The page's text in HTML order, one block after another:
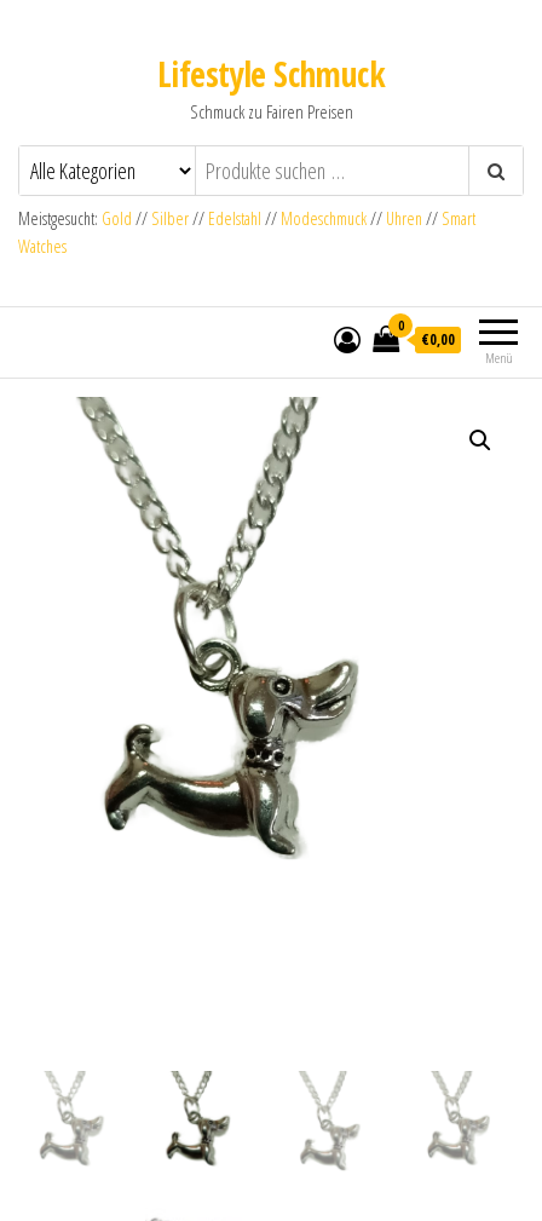
Lifestyle Schmuck
Schmuck zu Fairen Preisen
Meistgesucht: Gold // Silber// Edelstahl // Modeschmuck// Uhren // Smart
Watches
Menü
0
€0,00